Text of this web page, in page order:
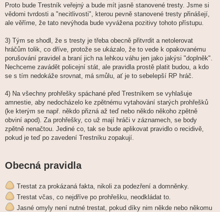
Proto bude Trestník veřejný a bude mít jasně stanovené tresty. Jsme si
vědomi tvrdosti a "necitlivosti", kterou pevně stanovené tresty přinášejí,
ale věříme, že tato nevýhoda bude vyvážena pozitivy tohoto přístupu.
3) Tým se shodl, že s tresty je třeba obecně přitvrdit a netolerovat
hráčům tolik, co dříve, protože se ukázalo, že to vede k opakovanému
porušování pravidel a braní jich na lehkou váhu jen jako jakýsi "doplněk".
Nechceme zavádět policejní stát, ale pravidla prostě platit budou, a kdo
se s tím nedokáže srovnat, má smůlu, ať je to sebelepší RP hráč.
4) Na všechny prohřešky spáchané před Trestníkem se vyhlašuje
amnestie, aby nedocházelo ke zpětnému vytahování starých prohřešků
(ke kterým se např. někdo přizná až teď nebo někdo někoho zpětně
obviní apod). Za prohřešky, co už mají hráči v záznamech, se body
zpětně nenačtou. Jediné co, tak se bude aplikovat pravidlo o recidivě,
pokud je teď po zavedení Trestníku zopakují.
Obecná pravidla
Trestat za prokázaná fakta, nikoli za podezření a domněnky.
Trestat včas, co nejdříve po prohřešku, neodkládat to.
Jasné omyly není nutné trestat, pokud díky nim někde nebo někomu